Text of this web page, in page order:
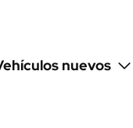
nuevos